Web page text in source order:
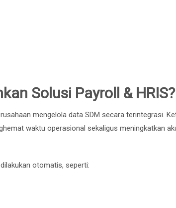
Solusi Payroll & HRIS?
mengelola data SDM secara terintegrasi.
waktu operasional sekaligus meningkatkan
otomatis, seperti: